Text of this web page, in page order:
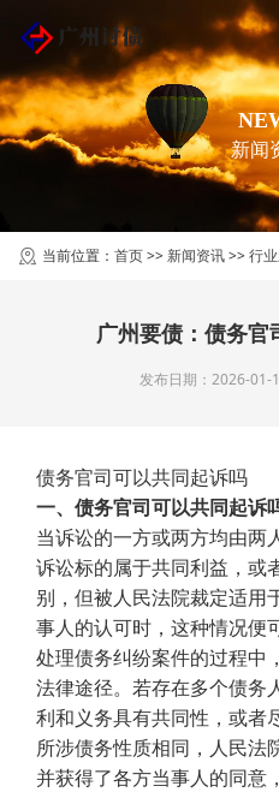
新闻
当前位置： 首页>> 新闻资讯>>行
广州要债：债务
发布日期：2026-
债务官司可以共同起诉吗
一、债务官司可以共同起诉
当诉讼的一方或两方均由两
诉讼标的属于共同利益，或
别，但被人民法院裁定适用
事人的认可时，这种情况便
处理债务纠纷案件的过程中
法律途径。若存在多个债务
利和义务具有共同性，或者
所涉债务性质相同，人民法
并获得了各方当事人的同意